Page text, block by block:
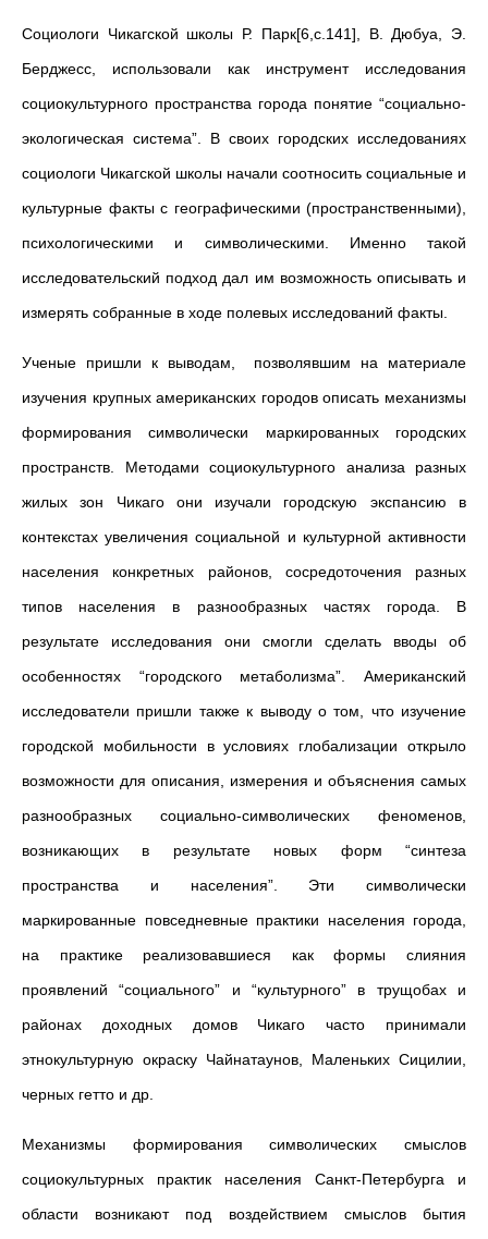
Социологи Чикагской школы Р. Парк[6,c.141], В. Дюбуа, Э.
Берджесс, использовали как инструмент исследования
социокультурного пространства города понятие “социально-
экологическая система”. В своих городских исследованиях
социологи Чикагской школы начали соотносить социальные и
культурные факты с географическими (пространственными),
психологическими и символическими. Именно такой
исследовательский подход дал им возможность описывать и
измерять собранные в ходе полевых исследований факты.
Ученые пришли к выводам, позволявшим на материале
изучения крупных американских городов описать механизмы
формирования символически маркированных городских
пространств. Методами социокультурного анализа разных
жилых зон Чикаго они изучали городскую экспансию в
контекстах увеличения социальной и культурной активности
населения конкретных районов, сосредоточения разных
типов населения в разнообразных частях города. В
результате исследования они смогли сделать вводы об
особенностях “городского метаболизма”. Американский
исследователи пришли также к выводу о том, что изучение
городской мобильности в условиях глобализации открыло
возможности для описания, измерения и объяснения самых
разнообразных социально-символических феноменов,
возникающих в результате новых форм “синтеза
пространства и населения”. Эти символически
маркированные повседневные практики населения города,
на практике реализовавшиеся как формы слияния
проявлений “социального” и “культурного” в трущобах и
районах доходных домов Чикаго часто принимали
этнокультурную окраску Чайнатаунов, Маленьких Сицилии,
черных гетто и др.
Механизмы формирования символических смыслов
социокультурных практик населения Санкт-Петербурга и
области возникают под воздействием смыслов бытия